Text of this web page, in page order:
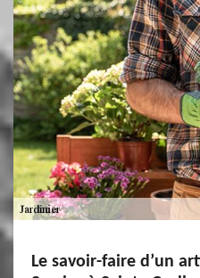
Le savoir-faire d’un